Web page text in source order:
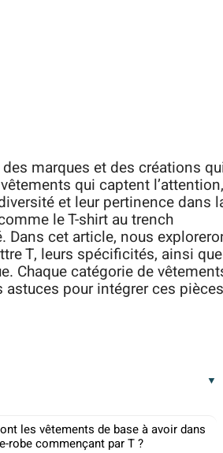
marques et des créations
qui captent l’attention,
et leur pertinence dans
le T-shirt au trench
cet article, nous
T, leurs spécificités, ainsi que
Chaque catégorie de
pour intégrer ces
les vêtements de base à avoir dans
robe commençant par T ?